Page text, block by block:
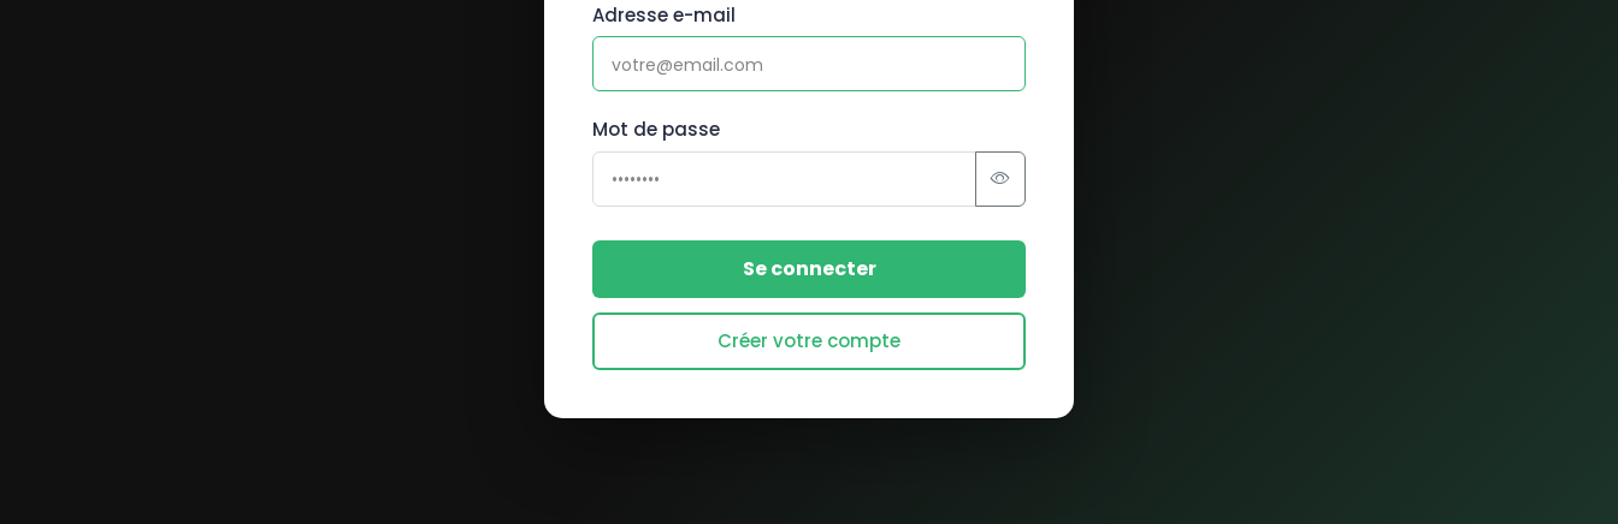
Adresse e-mail
Mot de passe
Se connecter
Créer votre compte